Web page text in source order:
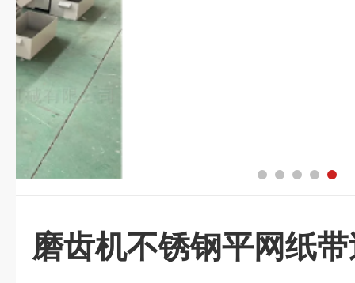
磨齿机不锈钢平网纸